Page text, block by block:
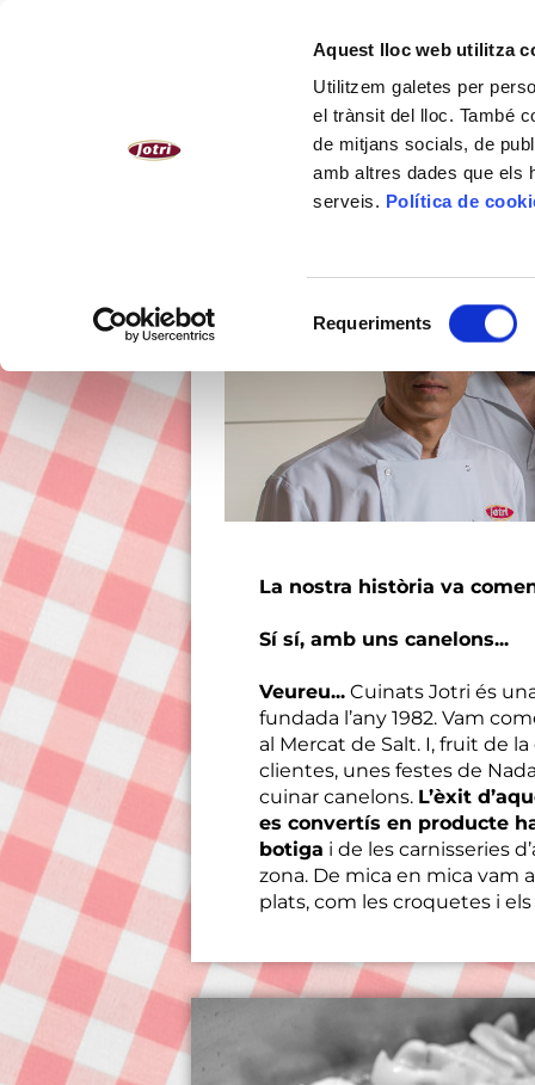
Aquest lloc web utilitza
Utilitzem galetes per
el trànsit del lloc. També
de mitjans socials, de
amb altres dades que els
serveis. Política de
Requeriments
NOSALTRES PLATS CUINATS
La nostra història va
Sí sí, amb uns canelons...
Veureu... Cuinats Jotri és
fundada l’any 1982. Vam
al Mercat de Salt. I, fruit de
clientes, unes festes de
cuinar canelons. L’èxit
es convertís en producte
botiga i de les carnisseries
zona. De mica en mica vam
plats, com les croquetes i els